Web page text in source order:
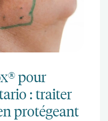
pour
: traiter
protégeant